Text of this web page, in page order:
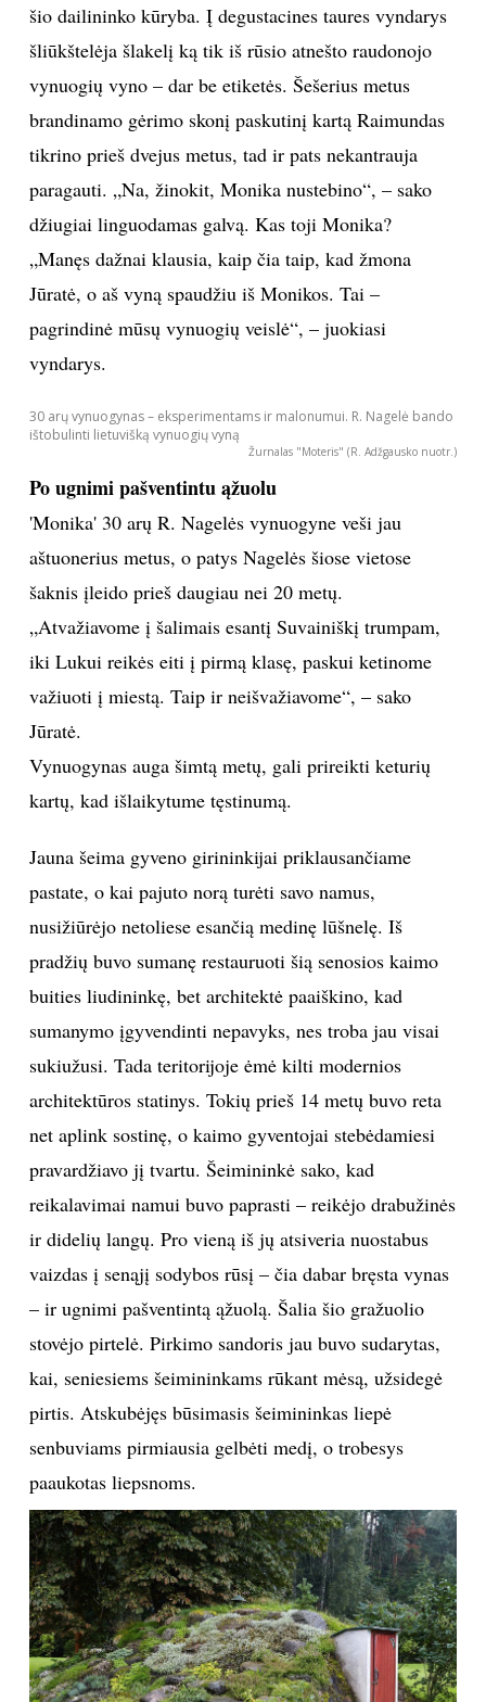
ĮDOMYBĖS
ISTORIJA
KNYGOS
NAMAI
VAIKAI
NELAIMĖS
PRIVATUMO POLITIKA
PRENUMERUOK
Prenumeruodami portalą,
Jūs sutinkate su
šio dailininko kūryba. Į degustacines taures vyndarys
šliūkštelėja šlakelį ką tik iš rūsio atnešto raudonojo
vynuogių vyno – dar be etiketės. Šešerius metus
brandinamo gėrimo skonį paskutinį kartą Raimundas
tikrino prieš dvejus metus, tad ir pats nekantrauja
paragauti. „Na, žinokit, Monika nustebino“, – sako
džiugiai linguodamas galvą. Kas toji Monika?
„Manęs dažnai klausia, kaip čia taip, kad žmona
Jūratė, o aš vyną spaudžiu iš Monikos. Tai –
pagrindinė mūsų vynuogių veislė“, – juokiasi
vyndarys.
30 arų vynuogynas – eksperimentams ir malonumui. R. Nagelė bando
ištobulinti lietuvišką vynuogių vyną
Žurnalas "Moteris" (R. Adžgausko nuotr.)
Po ugnimi pašventintu ąžuolu
'Monika' 30 arų R. Nagelės vynuogyne veši jau
aštuonerius metus, o patys Nagelės šiose vietose
šaknis įleido prieš daugiau nei 20 metų.
„Atvažiavome į šalimais esantį Suvainiškį trumpam,
iki Lukui reikės eiti į pirmą klasę, paskui ketinome
važiuoti į miestą. Taip ir neišvažiavome“, – sako
Jūratė.
Vynuogynas auga šimtą metų, gali prireikti keturių
kartų, kad išlaikytume tęstinumą.
Jauna šeima gyveno girininkijai priklausančiame
pastate, o kai pajuto norą turėti savo namus,
nusižiūrėjo netoliese esančią medinę lūšnelę. Iš
pradžių buvo sumanę restauruoti šią senosios kaimo
buities liudininkę, bet architektė paaiškino, kad
sumanymo įgyvendinti nepavyks, nes troba jau visai
sukiužusi. Tada teritorijoje ėmė kilti modernios
architektūros statinys. Tokių prieš 14 metų buvo reta
net aplink sostinę, o kaimo gyventojai stebėdamiesi
pravardžiavo jį tvartu. Šeimininkė sako, kad
reikalavimai namui buvo paprasti – reikėjo drabužinės
ir didelių langų. Pro vieną iš jų atsiveria nuostabus
vaizdas į senąjį sodybos rūsį – čia dabar bręsta vynas
– ir ugnimi pašventintą ąžuolą. Šalia šio gražuolio
stovėjo pirtelė. Pirkimo sandoris jau buvo sudarytas,
kai, seniesiems šeimininkams rūkant mėsą, užsidegė
pirtis. Atskubėjęs būsimasis šeimininkas liepė
senbuviams pirmiausia gelbėti medį, o trobesys
paaukotas liepsnoms.